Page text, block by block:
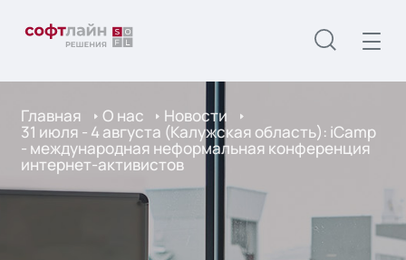
Главная О нас Новости
31 июля - 4 августа (Калужская область): iCamp
- международная неформальная конференция
интернет-активистов